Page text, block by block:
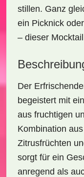
stillen. Ganz
ein Picknick
– dieser
Der
begeistert mit
aus fruchtigen
Kombination
Zitrusfrüchten
sorgt für ein
anregend als